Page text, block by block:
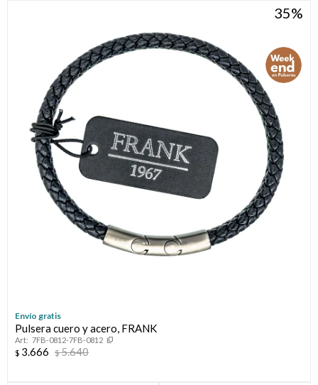
35
Envío gratis
Pulsera cuero y acero, FRANK
7FB-0812-7FB-0812
$ 3.666 $5.640